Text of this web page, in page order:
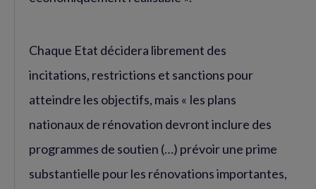
Chaque Etat décidera librement des
incitations, restrictions et sanctions pour
atteindre les objectifs, mais « les plans
nationaux de rénovation devront inclure des
programmes de soutien (…) prévoir une prime
substantielle pour les rénovations importantes,